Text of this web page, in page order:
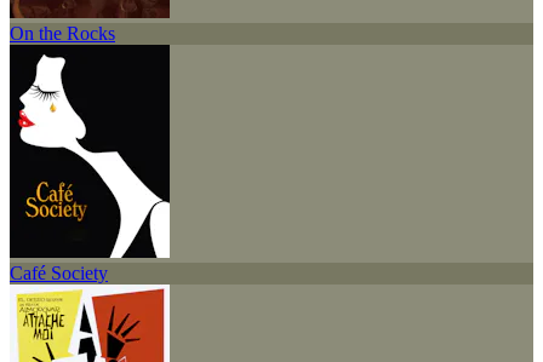
On the Rocks
Café Society